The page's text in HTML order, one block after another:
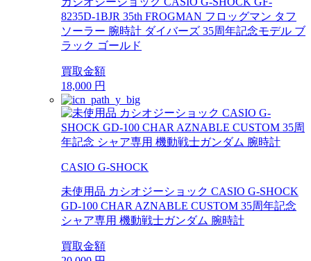
8235D-1BJR 35th FROGMAN フロッグマン タフ
ソーラー 腕時計 ダイバーズ 35周年記念モデル ブ
ラック ゴールド
買取金額
18,000 円
CASIO G-SHOCK
未使用品 カシオジーショック CASIO G-SHOCK
GD-100 CHAR AZNABLE CUSTOM 35周年記念
シャア専用 機動戦士ガンダム 腕時計
買取金額